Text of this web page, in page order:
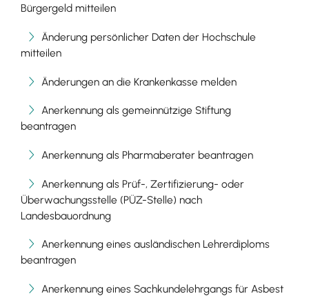
Bürgergeld mitteilen
Änderung persönlicher Daten der Hochschule
mitteilen
Änderungen an die Krankenkasse melden
Anerkennung als gemeinnützige Stiftung
beantragen
Anerkennung als Pharmaberater beantragen
Anerkennung als Prüf-, Zertifizierung- oder
Überwachungsstelle (PÜZ-Stelle) nach
Landesbauordnung
Anerkennung eines ausländischen Lehrerdiploms
beantragen
Anerkennung eines Sachkundelehrgangs für Asbest